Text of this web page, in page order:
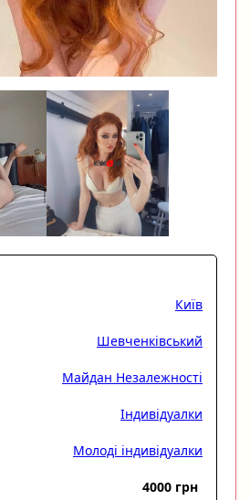
Київ
Шевченківський
Майдан Незалежності
Індивідуалки
Молоді індивідуалки
4000 грн